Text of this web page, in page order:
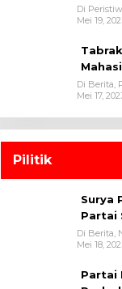
Di
Mei 19,
Di Berita,
Mei 17,
Pilitik
Surya
Partai
Di Berita,
Mei 18,
Partai